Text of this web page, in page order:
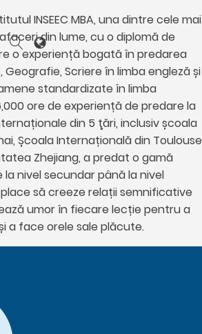
INSEEC MBA, una dintre cele mai
din lume, cu o diplomă de
o experiență bogată în predarea
Geografie, Scriere în limba engleză și
standardizate în limba
ore de experiență de predare la
din 5 ţări, inclusiv școala
Școala Internațională din Toulouse
Zhejiang, a predat o gamă
nivel secundar până la nivel
place să creeze relații semnificative
umor în fiecare lecție pentru a
a face orele sale plăcute.